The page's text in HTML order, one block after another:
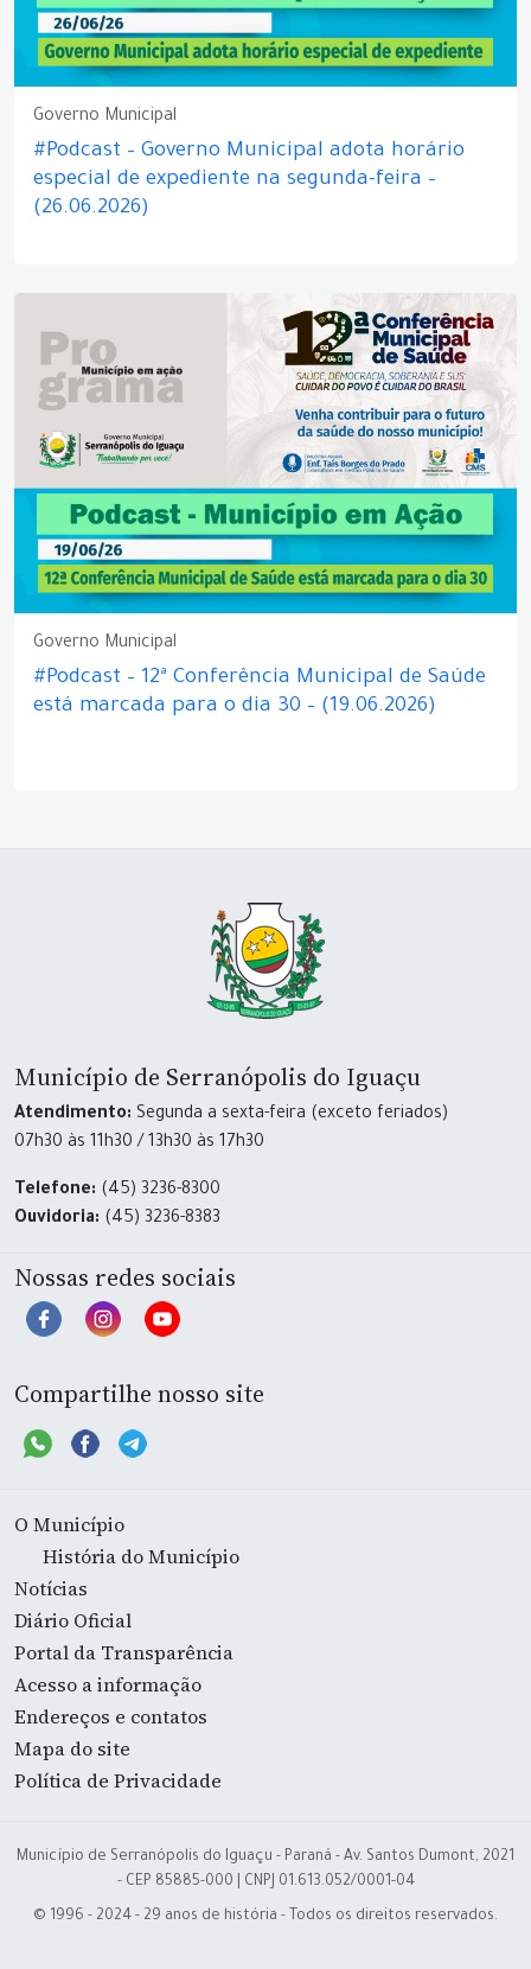
Governo Municipal
#Podcast – Governo Municipal adota horário
especial de expediente na segunda-feira –
(26.06.2026)
Governo Municipal
#Podcast – 12ª Conferência Municipal de Saúde
está marcada para o dia 30 – (19.06.2026)
Município de Serranópolis do Iguaçu
Atendimento: Segunda a sexta-feira (exceto feriados)
07h30 às 11h30 / 13h30 às 17h30
Telefone: (45) 3236-8300
Ouvidoria: (45) 3236-8383
Nossas redes sociais
Compartilhe nosso site
O Município
História do Município
Notícias
Diário Oficial
Portal da Transparência
Acesso a informação
Endereços e contatos
Mapa do site
Política de Privacidade
Município de Serranópolis do Iguaçu - Paraná - Av. Santos Dumont, 2021
- CEP 85885-000 | CNPJ 01.613.052/0001-04
© 1996 - 2024 - 29 anos de história - Todos os direitos reservados.